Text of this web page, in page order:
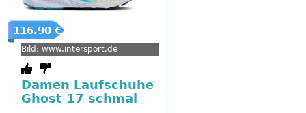
116.90 €
Bild: www.intersport.de
Damen Laufschuhe
Ghost 17 schmal